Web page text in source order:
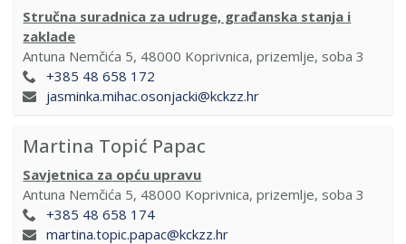
Stručna suradnica za udruge, građanska stanja i
zaklade
Antuna Nemčića 5, 48000 Koprivnica, prizemlje, soba 3
+385 48 658 172
jasminka.mihac.osonjacki@kckzz.hr
Martina Topić Papac
Savjetnica za opću upravu
Antuna Nemčića 5, 48000 Koprivnica, prizemlje, soba 3
+385 48 658 174
martina.topic.papac@kckzz.hr